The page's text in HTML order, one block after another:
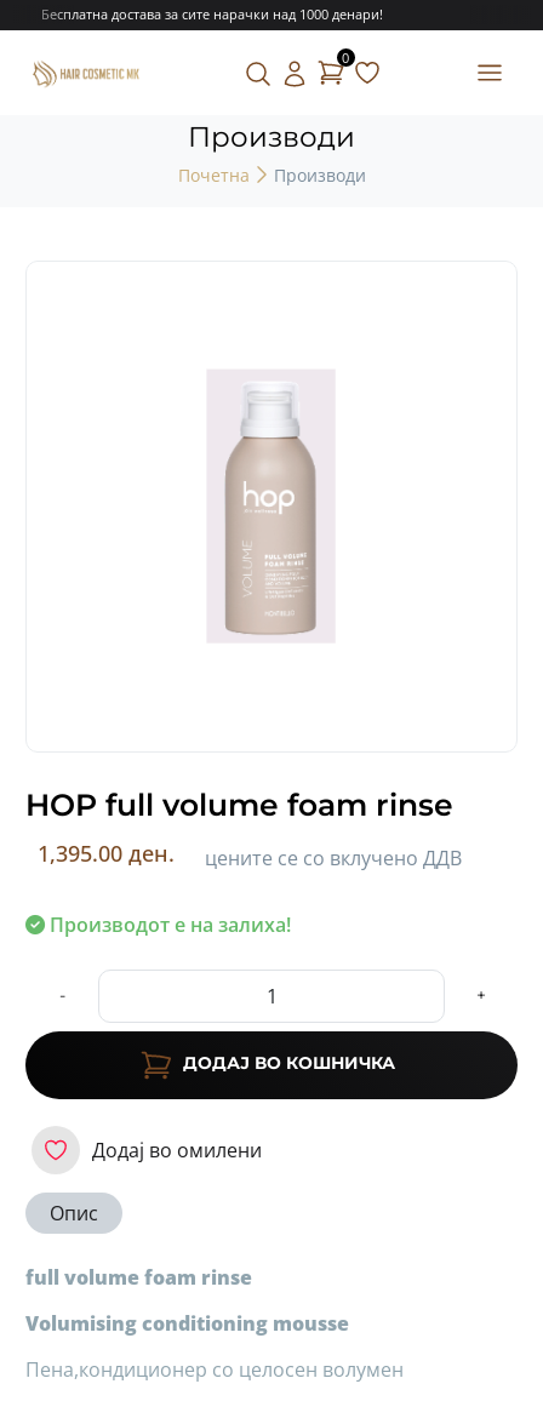
Бесплатна достава за сите нарачки над 1000 денари!
0
Производи
Почетна Производи
HOP full volume foam rinse
1,395.00 ден. цените се со вклучено ДДВ
Производот е на залиха!
- +
ДОДАЈ ВО КОШНИЧКА
Додај во омилени
Опис
full volume foam rinse
Volumising conditioning mousse
Пена,кондиционер со целосен волумен